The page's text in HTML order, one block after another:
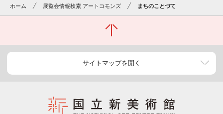
ホーム 展覧会情報検索 アートコモンズ まちのことづて
サイトマップを開く